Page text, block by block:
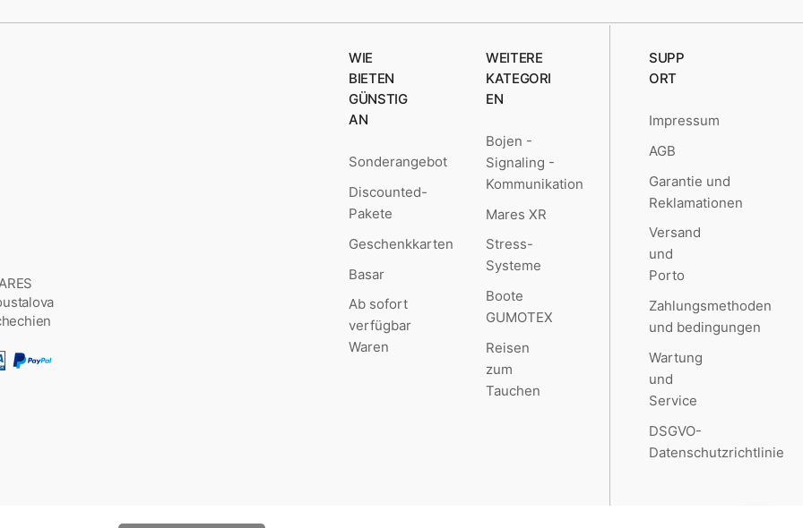
WIE
BIETEN
GÜNSTIG
AN
Sonderangebot
Discounted-
Pakete
Geschenkkarten
Basar
Ab sofort
verfügbar
Waren
WEITERE
KATEGORI
EN
Bojen -
Signaling -
Kommunikation
Mares XR
Stress-
Systeme
Boote
GUMOTEX
Reisen
zum
Tauchen
SUPP
ORT
Impressum
AGB
Garantie und
Reklamationen
Versand
und
Porto
Zahlungsmethoden
und bedingungen
Wartung
und
Service
DSGVO-
Datenschutzrichtlinie